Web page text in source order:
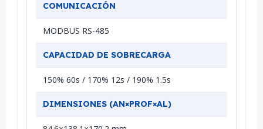
COMUNICACIÓN
MODBUS RS-485
CAPACIDAD DE SOBRECARGA
150% 60s / 170% 12s / 190% 1.5s
DIMENSIONES (AN×PROF×AL)